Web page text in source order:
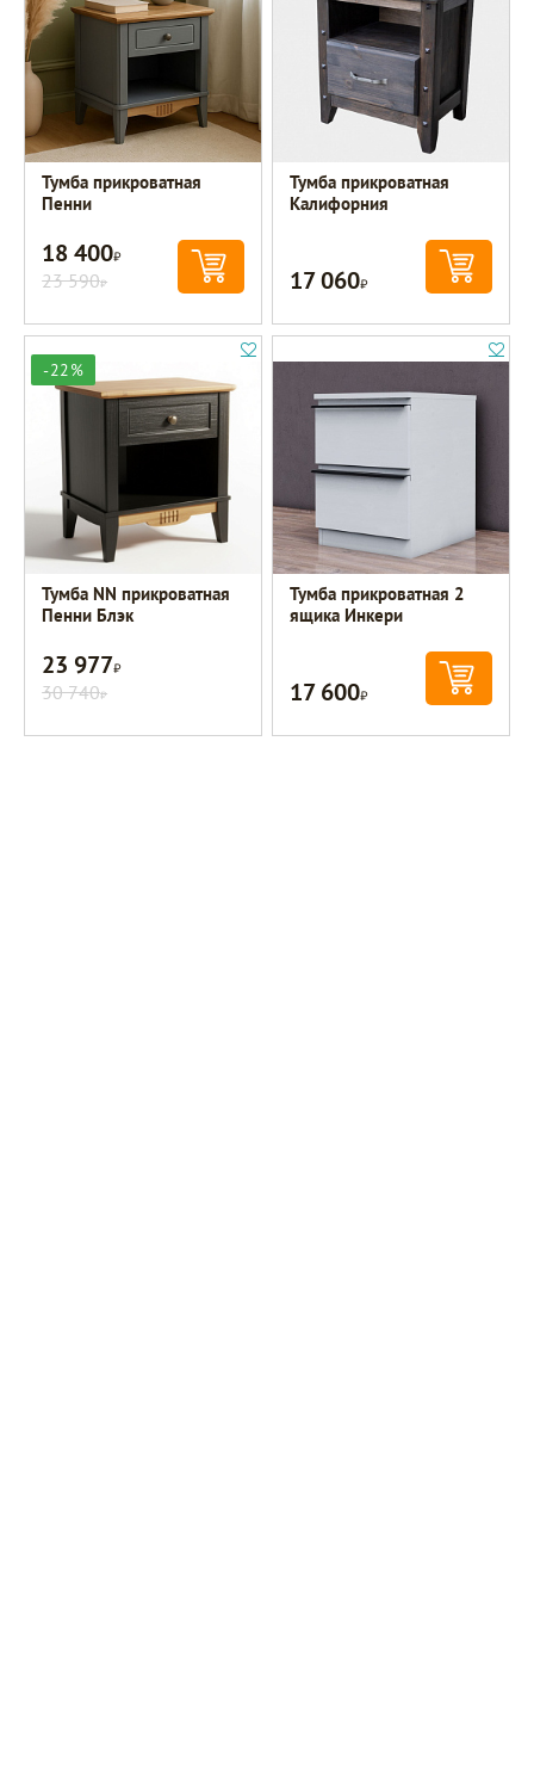
Тумба прикроватная
Пенни
18 400Р
23 590Р
Тумба прикроватная
Калифорния
17 060Р
-22%
Тумба NN прикроватная
Пенни Блэк
23 977Р
30 740Р
Тумба прикроватная 2
ящика Инкери
17 600Р